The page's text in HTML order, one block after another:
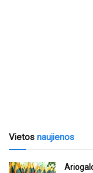
Vietos naujienos